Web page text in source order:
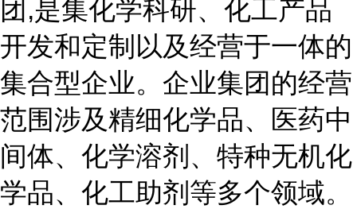
团,是集化学科研、化工产品
开发和定制以及经营于一体的
集合型企业。企业集团的经营
范围涉及精细化学品、医药中
间体、化学溶剂、特种无机化
学品、化工助剂等多个领域。